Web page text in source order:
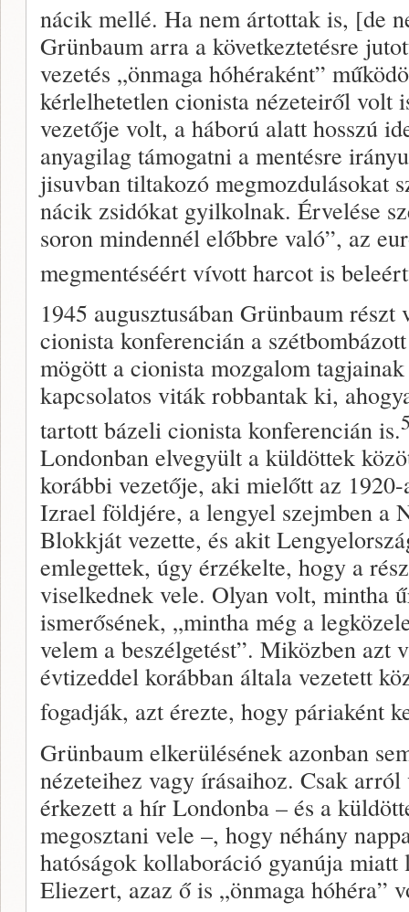
nácik mellé. Ha nem ártottak is, [de
Grünbaum arra a következtetésre
vezetés „önmaga hóhéraként”
kérlelhetetlen cionista nézeteiről volt
vezetője volt, a háború alatt hosszú
anyagilag támogatni a mentésre
jisuvban tiltakozó megmozdulásokat
nácik zsidókat gyilkolnak. Érvelése
soron mindennél előbbre való”, az
megmentéséért vívott harcot is
1945 augusztusában Grünbaum
cionista konferencián a
mögött a cionista mozgalom
kapcsolatos viták robbantak ki,
tartott bázeli cionista konferencián is.
Londonban elvegyült a küldöttek
korábbi vezetője, aki mielőtt az
Izrael földjére, a lengyel szejmben a
Blokkját vezette, és akit
emlegettek, úgy érzékelte, hogy a
viselkednek vele. Olyan volt, mintha
ismerősének, „mintha még a
velem a beszélgetést”. Miközben azt
évtizeddel korábban általa vezetett
fogadják, azt érezte, hogy páriaként
Grünbaum elkerülésének azonban
nézeteihez vagy írásaihoz. Csak
érkezett a hír Londonba – és a
megosztani vele –, hogy néhány
hatóságok kollaboráció gyanúja
Eliezert, azaz ő is „önmaga hóhéra”